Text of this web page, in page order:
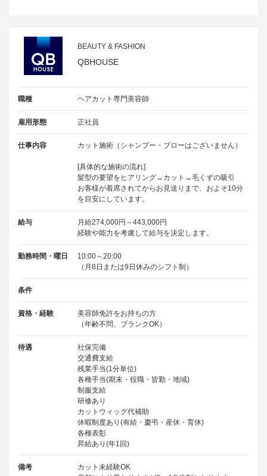
BEAUTY & FASHION
QBHOUSE
職種 ヘアカット専門美容師
雇用形態 正社員
仕事内容 カット施術（シャンプー・ブローはございません）
[具体的な施術の流れ]
髪型の要望をヒアリング→カット→毛くずの吸引
お客様が着席されてからお見送りまで、およそ10分
を目安にしています。
給与
月給274,000円～443,000円
経験や能力を考慮して給与を決定します。
勤務時間・曜日
10:00～20:00
（月8日または9日休みのシフト制）
条件
資格・経験
美容師免許をお持ちの方
（年齢不問、ブランクOK）
待遇
社保完備
交通費支給
残業手当(1分単位)
各種手当(期末・役職・皆勤・地域)
制服支給
研修あり
カットウィッグ代補助
休暇制度あり(有給・慶弔・産休・育休)
各種表彰
昇給あり(年1回)
備考
カット未経験OK